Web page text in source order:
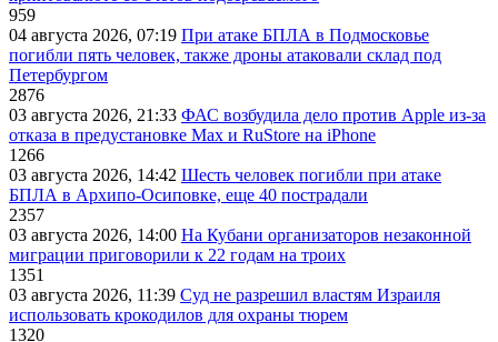
959
04 августа 2026, 07:19 При атаке БПЛА в Подмосковье
погибли пять человек, также дроны атаковали склад под
Петербургом
2876
03 августа 2026, 21:33 ФАС возбудила дело против Apple из-за
отказа в предустановке Max и RuStore на iPhone
1266
03 августа 2026, 14:42 Шесть человек погибли при атаке
БПЛА в Архипо-Осиповке, еще 40 пострадали
2357
03 августа 2026, 14:00 На Кубани организаторов незаконной
миграции приговорили к 22 годам на троих
1351
03 августа 2026, 11:39 Суд не разрешил властям Израиля
использовать крокодилов для охраны тюрем
1320